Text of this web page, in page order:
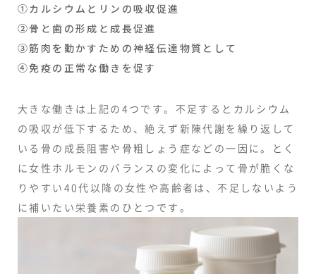
①カルシウムとリンの吸収促進
②骨と歯の形成と成長促進
③筋肉を動かすための神経伝達物質として
④免疫の正常な働きを促す
大きな働きは上記の4つです。不足するとカルシウム
の吸収が低下するため、絶えず新陳代謝を繰り返して
いる骨の成長阻害や骨粗しょう症などの一因に。とく
に女性ホルモンのバランスの変化によって骨が脆くな
りやすい40代以降の女性や高齢者は、不足しないよう
に補いたい栄養素のひとつです。